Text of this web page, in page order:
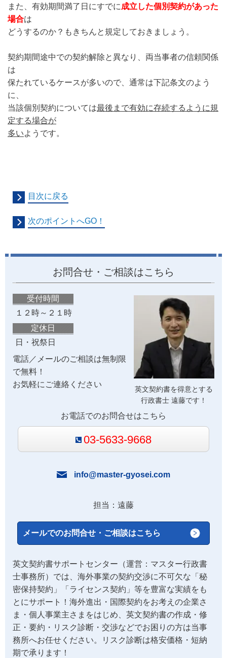
また、有効期間満了日にすでに成立した個別契約があった
場合は
どうするのか？もきちんと規定しておきましょう。
契約期間途中での契約解除と異なり、両当事者の信頼関係
は
保たれているケースが多いので、通常は下記条文のよう
に、
当該個別契約については最後まで有効に存続するように規
定する場合が
多いようです。
目次に戻る
次のポイントへGO！
お問合せ・ご相談はこちら
英文契約書を得意とする
行政書士 遠藤です！
受付時間
１２時～２１時
定休日
日・祝祭日
電話／メールのご相談は無制限
で無料！
お気軽にご連絡ください
お電話でのお問合せはこちら
03-5633-9668
info@master-gyosei.com
担当：遠藤
メールでのお問合せ・ご相談はこちら
英文契約書サポートセンター（運営：マスター行政書
士事務所）では、海外事業の契約交渉に不可欠な「秘
密保持契約」「ライセンス契約」等を豊富な実績をも
とにサポート！海外進出・国際契約をお考えの企業さ
ま・個人事業主さまをはじめ、英文契約書の作成・修
正・要約・リスク診断・交渉などでお困りの方は当事
務所へお任せください。リスク診断は格安価格・短納
期で承ります！